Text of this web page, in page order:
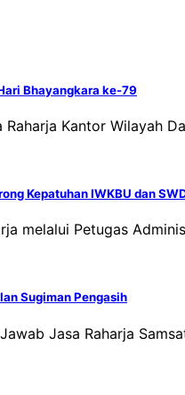
Bhayangkara ke-79
Kantor
Kepatuhan IWKBU dan
melalui Petugas
Sugiman Pengasih
Jasa Raharja